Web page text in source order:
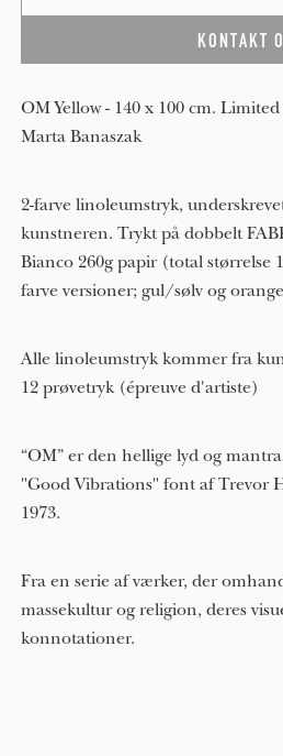
OM Yellow - 140 x 100 cm.
Marta Banaszak
2-farve linoleumstryk,
kunstneren. Trykt på dobbelt
Bianco 260g papir (total størrelse
farve versioner; gul/sølv og
Alle linoleumstryk kommer fra
12 prøvetryk (épreuve d'artiste)
“OM” er den hellige lyd og
"Good Vibrations" font af Trevor
1973.
Fra en serie af værker, der
massekultur og religion, deres
konnotationer.